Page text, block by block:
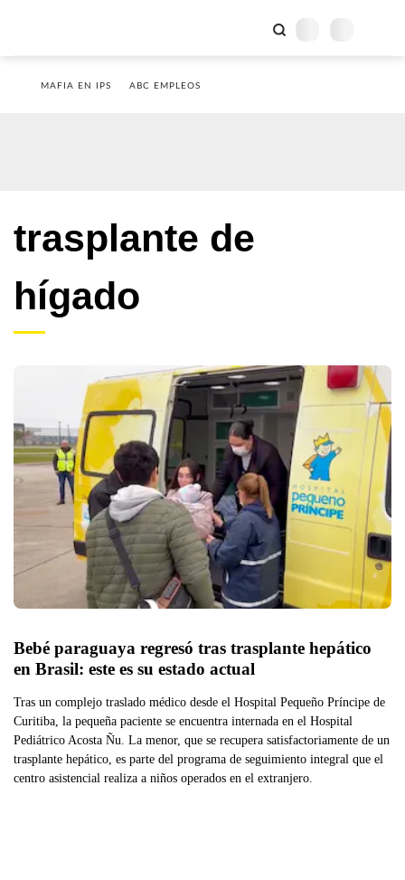
MAFIA EN IPS ABC EMPLEOS
trasplante de
hígado
Bebé paraguaya regresó tras trasplante hepático
en Brasil: este es su estado actual
Tras un complejo traslado médico desde el Hospital Pequeño Príncipe de
Curitiba, la pequeña paciente se encuentra internada en el Hospital
Pediátrico Acosta Ñu. La menor, que se recupera satisfactoriamente de un
trasplante hepático, es parte del programa de seguimiento integral que el
centro asistencial realiza a niños operados en el extranjero.